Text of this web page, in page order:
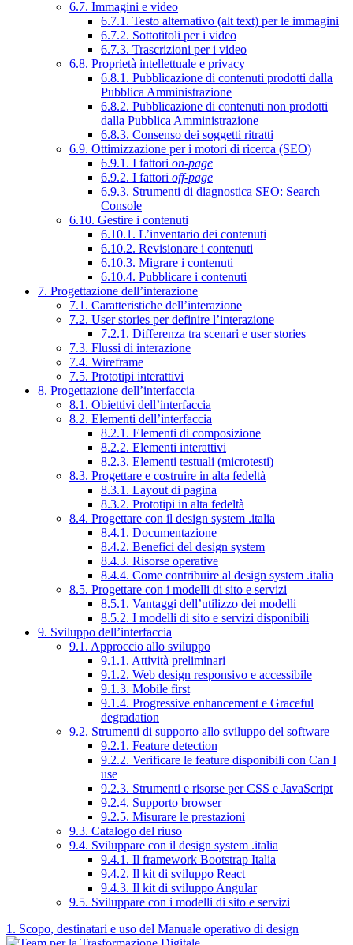
6.7. Immagini e video
6.7.1. Testo alternativo (alt text) per le immagini
6.7.2. Sottotitoli per i video
6.7.3. Trascrizioni per i video
6.8. Proprietà intellettuale e privacy
6.8.1. Pubblicazione di contenuti prodotti dalla
Pubblica Amministrazione
6.8.2. Pubblicazione di contenuti non prodotti
dalla Pubblica Amministrazione
6.8.3. Consenso dei soggetti ritratti
6.9. Ottimizzazione per i motori di ricerca (SEO)
6.9.1. I fattori on-page
6.9.2. I fattori off-page
6.9.3. Strumenti di diagnostica SEO: Search
Console
6.10. Gestire i contenuti
6.10.1. L’inventario dei contenuti
6.10.2. Revisionare i contenuti
6.10.3. Migrare i contenuti
6.10.4. Pubblicare i contenuti
7. Progettazione dell’interazione
7.1. Caratteristiche dell’interazione
7.2. User stories per definire l’interazione
7.2.1. Differenza tra scenari e user stories
7.3. Flussi di interazione
7.4. Wireframe
7.5. Prototipi interattivi
8. Progettazione dell’interfaccia
8.1. Obiettivi dell’interfaccia
8.2. Elementi dell’interfaccia
8.2.1. Elementi di composizione
8.2.2. Elementi interattivi
8.2.3. Elementi testuali (microtesti)
8.3. Progettare e costruire in alta fedeltà
8.3.1. Layout di pagina
8.3.2. Prototipi in alta fedeltà
8.4. Progettare con il design system .italia
8.4.1. Documentazione
8.4.2. Benefici del design system
8.4.3. Risorse operative
8.4.4. Come contribuire al design system .italia
8.5. Progettare con i modelli di sito e servizi
8.5.1. Vantaggi dell’utilizzo dei modelli
8.5.2. I modelli di sito e servizi disponibili
9. Sviluppo dell’interfaccia
9.1. Approccio allo sviluppo
9.1.1. Attività preliminari
9.1.2. Web design responsivo e accessibile
9.1.3. Mobile first
9.1.4. Progressive enhancement e Graceful
degradation
9.2. Strumenti di supporto allo sviluppo del software
9.2.1. Feature detection
9.2.2. Verificare le feature disponibili con Can I
use
9.2.3. Strumenti e risorse per CSS e JavaScript
9.2.4. Supporto browser
9.2.5. Misurare le prestazioni
9.3. Catalogo del riuso
9.4. Sviluppare con il design system .italia
9.4.1. Il framework Bootstrap Italia
9.4.2. Il kit di sviluppo React
9.4.3. Il kit di sviluppo Angular
9.5. Sviluppare con i modelli di sito e servizi
1. Scopo, destinatari e uso del Manuale operativo di design